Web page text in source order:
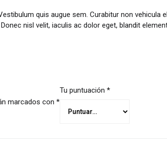
quis augue sem. Curabitur non vehicula
nisl velit, iaculis ac dolor eget, blandit
marcados con *
Tu puntuación *